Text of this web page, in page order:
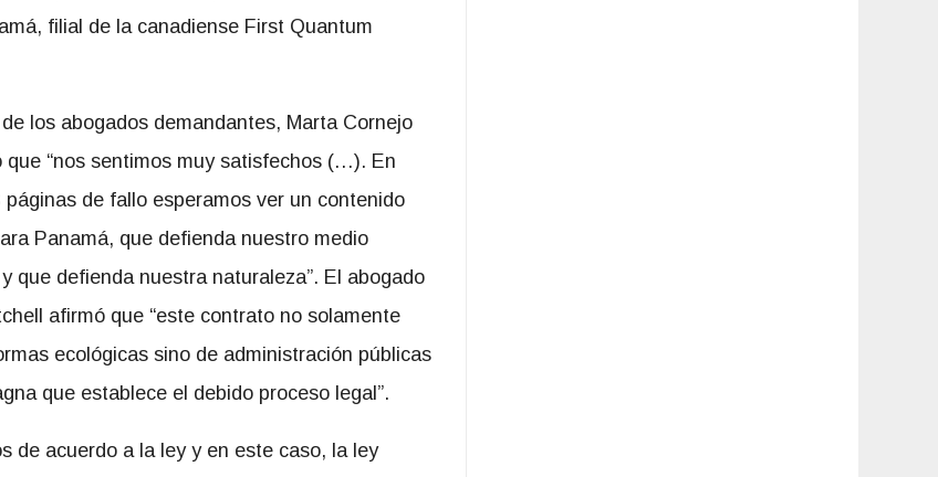
filial de la canadiense First Quantum
los abogados demandantes, Marta Cornejo
que “nos sentimos muy satisfechos (…). En
páginas de fallo esperamos ver un contenido
Panamá, que defienda nuestro medio
que defienda nuestra naturaleza”. El abogado
afirmó que “este contrato no solamente
ecológicas sino de administración públicas
que establece el debido proceso legal”.
de acuerdo a la ley y en este caso, la ley